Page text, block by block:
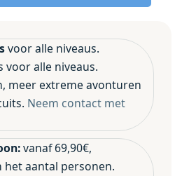
voor alle niveaus.
voor alle niveaus.
meer extreme avonturen
Neem contact met
vanaf 69,90€,
het aantal personen.